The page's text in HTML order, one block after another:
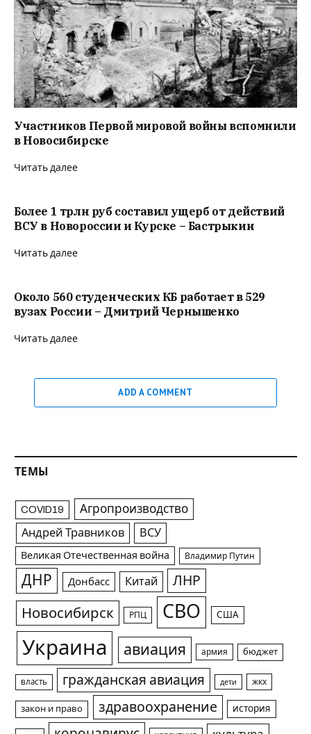
Участников Первой мировой войны вспомнили
в Новосибирске
Читать далее
Более 1 трлн руб составил ущерб от действий
ВСУ в Новороссии и Курске – Бастрыкин
Читать далее
Около 560 студенческих КБ работает в 529
вузах России – Дмитрий Чернышенко
Читать далее
ADD A COMMENT
ТЕМЫ
COVID19 Агропроизводство
Андрей Травников ВСУ
Великая Отечественная война Владимир Путин
ДНР Донбасс Китай ЛНР
Новосибирск РПЦ СВО США
Украина авиация армия бюджет
власть гражданская авиация дети жкх
закон и право здравоохранение история